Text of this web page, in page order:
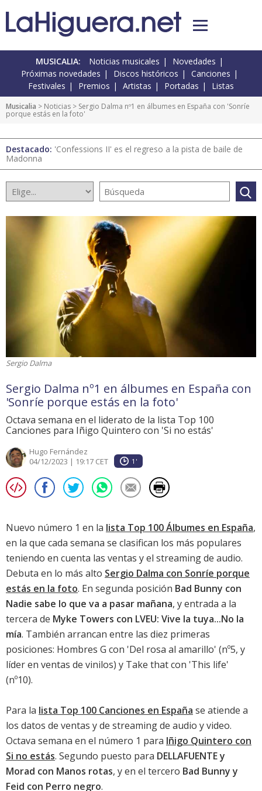
MUSICALIA: Noticias musicales
Novedades
Próximas novedades
Discos históricos
Canciones
Festivales
Premios Artistas Portadas Listas
Musicalia > Noticias > Sergio Dalma nº1 en álbumes en España con 'Sonríe
porque estás en la foto'
Destacado: 'Confessions II' es el regreso a la pista de baile de
Madonna
Sergio Dalma
Sergio Dalma nº1 en álbumes en España con
'Sonríe porque estás en la foto'
Octava semana en el liderato de la lista Top 100
Canciones para Iñigo Quintero con 'Si no estás'
Hugo Fernández
04/12/2023 | 19:17 CET
1'
Nuevo número 1 en la lista Top 100 Álbumes en España,
en la que cada semana se clasifican los más populares
teniendo en cuenta las ventas y el streaming de audio.
Debuta en lo más alto Sergio Dalma con Sonríe porque
estás en la foto. En segunda posición Bad Bunny con
Nadie sabe lo que va a pasar mañana, y entrada a la
tercera de Myke Towers con LVEU: Vive la tuya...No la
mía. También arrancan entre las diez primeras
posiciones: Hombres G con 'Del rosa al amarillo' (nº5, y
líder en ventas de vinilos) y Take that con 'This life'
(nº10).
Para la lista Top 100 Canciones en España se atiende a
los datos de ventas y de streaming de audio y video.
Octava semana en el número 1 para Iñigo Quintero con
Si no estás. Segundo puesto para DELLAFUENTE y
Morad con Manos rotas, y en el tercero Bad Bunny y
Feid con Perro negro.